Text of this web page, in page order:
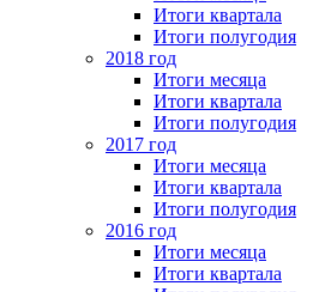
Итоги квартала
Итоги полугодия
2018 год
Итоги месяца
Итоги квартала
Итоги полугодия
2017 год
Итоги месяца
Итоги квартала
Итоги полугодия
2016 год
Итоги месяца
Итоги квартала